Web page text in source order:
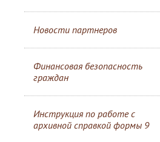
Новости партнеров
Финансовая безопасность
граждан
Инструкция по работе с
архивной справкой формы 9